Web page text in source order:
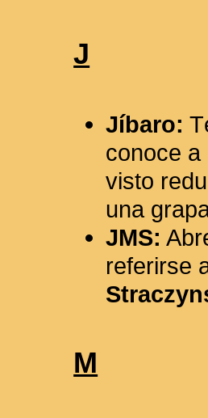
J
Jíbaro:
conoce
visto
una
JMS:
referirse
M